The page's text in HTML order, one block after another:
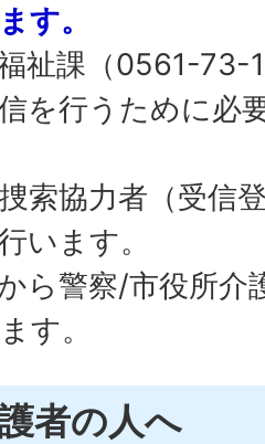
す。
祉課（0561-73-
を行うために必
索協力者（受信
います。
ら警察/市役所介
す。
者の人へ